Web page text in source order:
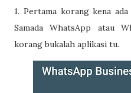
1. Pertama korang kena
Samada WhatsApp atau
korang bukalah aplikasi tu.